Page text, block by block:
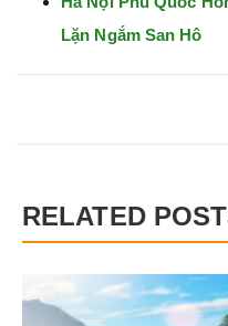
Lặn Ngắm San Hô
RELATED